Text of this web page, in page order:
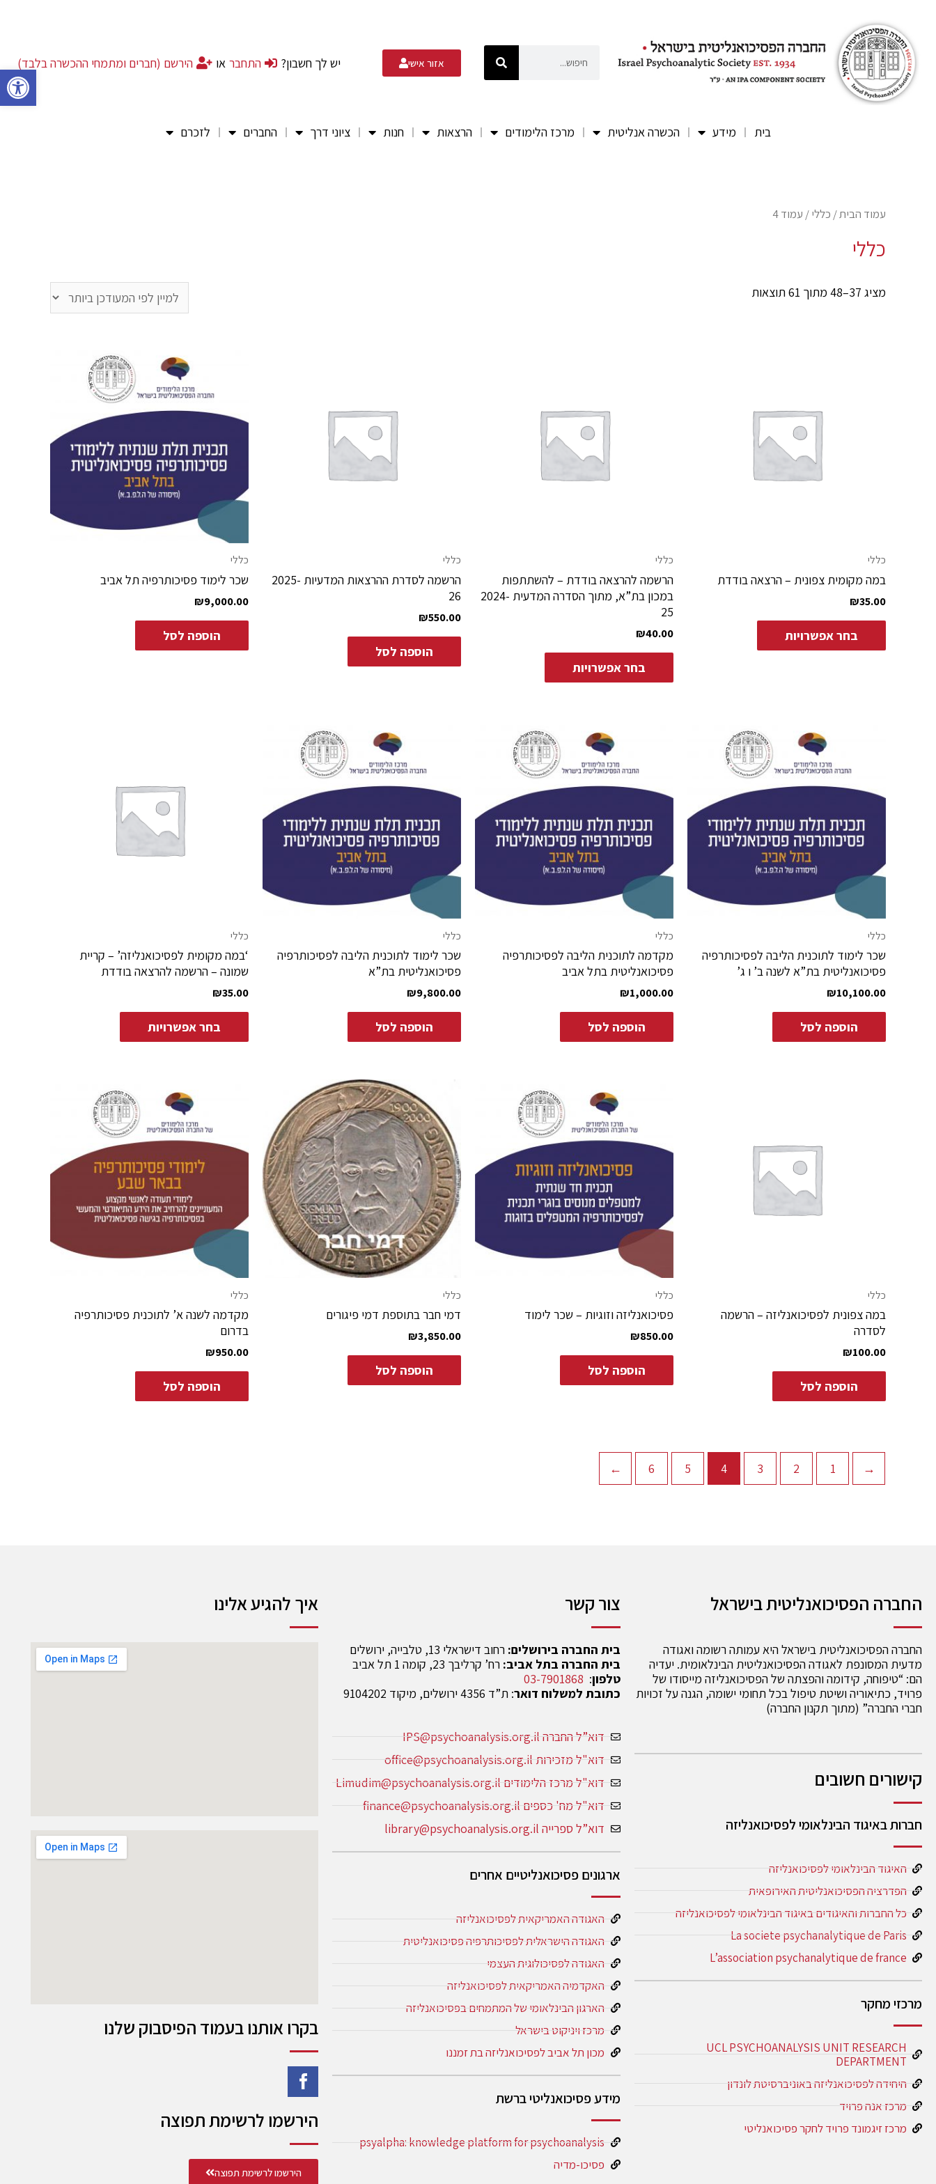
פתח אזור אישי יש לך חשבון? התחבר או הירשם (חברים ומתמחי ההכשרה בלבד)
בית מידע הכשרה אנליטית מרכז הלימודים הרצאות חנות ציוני דרך החברים לזכרם
עמוד הבית/ כללי/ עמוד 4
כללי
מציג 37–48 מתוך 61 תוצאות
כללי
במה מקומית צפונית – הרצאה בודדת
₪35.00
בחר אפשרויות
כללי
הרשמה להרצאה בודדת – להשתתפות
במכון בת”א, מתוך הסדרה המדעית 2024-
25
₪40.00
בחר אפשרויות
כללי
הרשמה לסדרת ההרצאות המדעיות 2025-
26
₪550.00
הוספה לסל
כללי
שכר לימוד פסיכותרפיה תל אביב
₪9,000.00
הוספה לסל
כללי
שכר לימוד לתוכנית הליבה לפסיכותרפיה
פסיכואנליטית בת”א לשנה ב’ ו ג’
₪10,100.00
הוספה לסל
כללי
מקדמה לתוכנית הליבה לפסיכותרפיה
פסיכואנליטית בתל אביב
₪1,000.00
הוספה לסל
כללי
שכר לימוד לתוכנית הליבה לפסיכותרפיה
פסיכואנליטית בת”א
₪9,800.00
הוספה לסל
כללי
‘במה מקומית לפסיכואנליזה’ – קריית
שמונה – הרשמה להרצאה בודדת
₪35.00
בחר אפשרויות
כללי
במה צפונית לפסיכואנליזה – הרשמה
לסדרה
₪100.00
הוספה לסל
כללי
פסיכואנליזה וזוגיות – שכר לימוד
₪850.00
הוספה לסל
כללי
דמי חבר בתוספת דמי פיגורים
₪3,850.00
הוספה לסל
כללי
מקדמה לשנה א’ לתוכנית פסיכותרפיה
בדרום
₪950.00
הוספה לסל
→
1
2
3
4
5
6
←
החברה הפסיכואנליטית בישראל
החברה הפסיכואנליטית בישראל היא עמותה רשומה ואגודה
מדעית המסונפת לאגודה הפסיכואנליטית הבינלאומית. יעדיה
הם: “טיפוחה, קידומה והפצתה של הפסיכואנליזה מייסודו של
פרויד, כתיאוריה ושיטת טיפול בכל תחומי ישומה, הגנה על זכויות
חברי החברה” (מתוך תקנון החברה)
קישורים חשובים
חברות באיגוד הבינלאומי לפסיכואנליזה
האיגוד הבינלאומי לפסיכואנליזה
הפדרציה הפסיכואנליטית האירופאית
כל החברות והאיגודים באיגוד הבינלאומי לפסיכואנליזה
La societe psychanalytique de Paris
L’association psychanalytique de france
מרכזי מחקר
UCL PSYCHOANALYSIS UNIT RESEARCH
DEPARTMENT
היחידה לפסיכואנליזה באוניברסיטת לונדון
מרכז אנה פרויד
מרכז זיגמונד פרויד לחקר פסיכואנליטי
צור קשר
בית החברה בירושלים: רחוב דישראלי 13, טלבייה, ירושלים
בית החברה בתל אביב: רח’ קרליבך 23, קומה 1 תל אביב
טלפון:
03-7901868
כתובת למשלוח דואר: ת”ד 4356 ירושלים, מיקוד 9104202
דוא”ל החברה IPS@psychoanalysis.org.il
דוא"ל מזכירות office@psychoanalysis.org.il
דוא"ל מרכז הלימודים Limudim@psychoanalysis.org.il
דוא"ל מח' כספים finance@psychoanalysis.org.il
דוא”ל ספרייה library@psychoanalysis.org.il
ארגונים פסיכואנליטיים אחרים
האגודה האמריקאית לפסיכואנליזה
האגודה הישראלית לפסיכותרפיה פסיכואנליטית
האגודה לפסיכולוגית העצמי
האקדמיה האמריקאית לפסיכואנליזה
הארגון הבינלאומי של המתמחים בפסיכואנליזה
מרכז ויניקוט בישראל
מכון תל אביב לפסיכואנליזה בת זמננו
מידע פסיכואנליטי ברשת
psyalpha: knowledge platform for psychoanalysis
פסיכו-מדיה
איך להגיע אלינו
בקרו אותנו בעמוד הפיסבוק שלנו
הירשמו לרשימת תפוצה
הירשמו לרשימת תפוצה